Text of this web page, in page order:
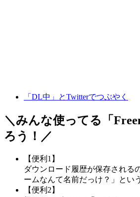
「DL中」とTwitterでつぶやく
＼みんな使ってる「
ろう！／
【便利1】
ダウンロード履歴が保存される
ームなんて名前だっけ？」とい
【便利2】